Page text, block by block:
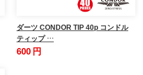
ダーツ CONDOR TIP 40p コンドル
ティップ …
600 円